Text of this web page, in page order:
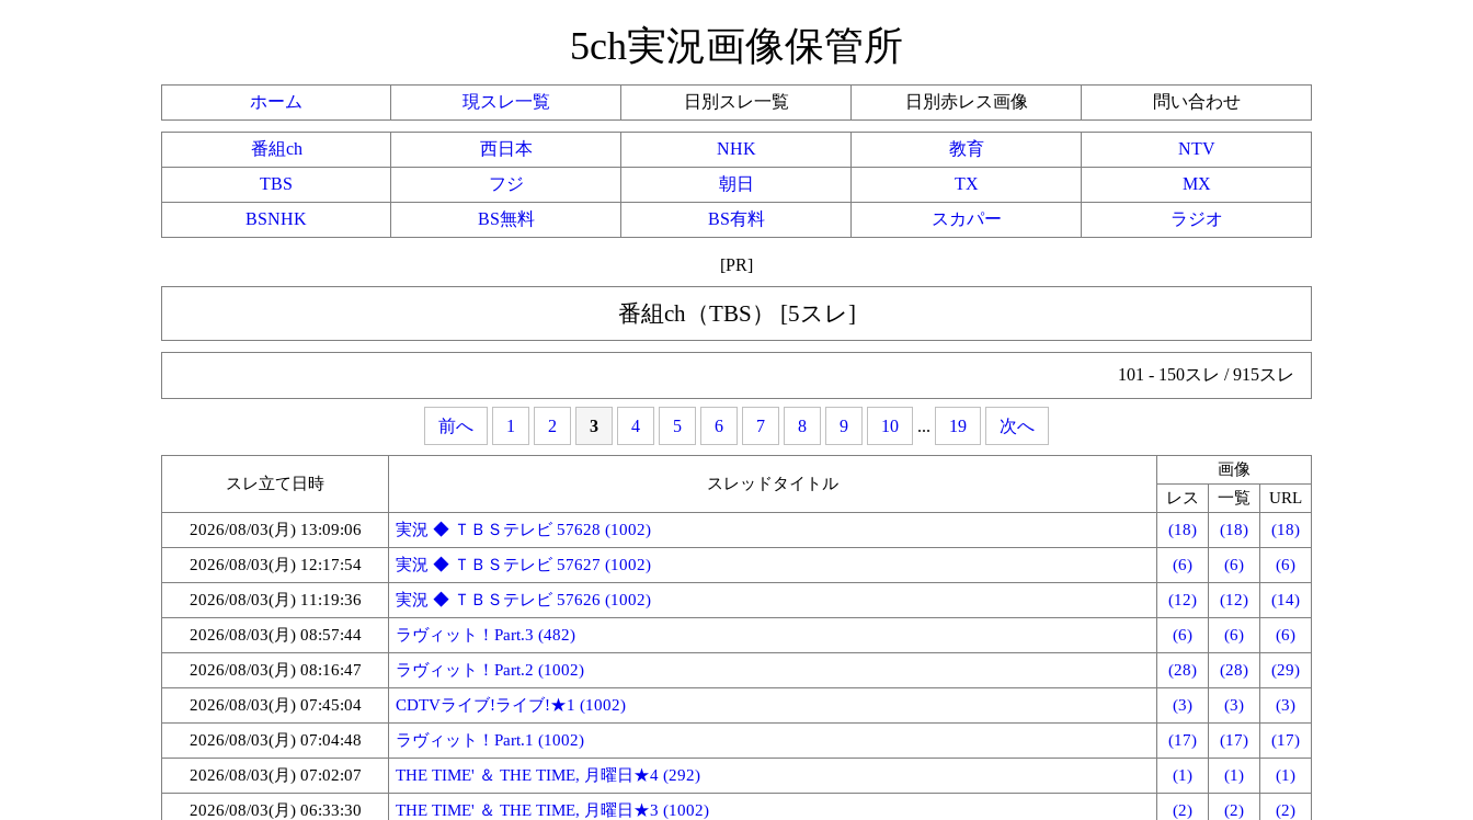
5ch実況画像保管所
ホーム 現スレ一覧 日別スレ一覧 日別赤レス画像 問い合わせ
番組ch 西日本 NHK 教育
NTV
TBS
フジ 朝日 TX
MX
BSNHK
BS無料 BS有料 スカパー ラジオ
[PR]
番組ch（TBS） [5スレ]
101 - 150スレ / 915スレ
前へ 1 2 3 4 5 6 7 8 9 10 ... 19 次へ
スレ立て日時 スレッドタイトル
画像
レス
一覧
URL
2026/08/03(月) 13:09:06
実況 ◆ ＴＢＳテレビ 57628 (1002) (18) (18)
(18)
2026/08/03(月) 12:17:54
実況 ◆ ＴＢＳテレビ 57627 (1002) (6) (6)
(6)
2026/08/03(月) 11:19:36
実況 ◆ ＴＢＳテレビ 57626 (1002) (12) (12)
(14)
2026/08/03(月) 08:57:44
ラヴィット！Part.3 (482) (6) (6)
(6)
2026/08/03(月) 08:16:47
ラヴィット！Part.2 (1002) (28) (28)
(29)
2026/08/03(月) 07:45:04
CDTVライブ!ライブ!★1 (1002) (3) (3)
(3)
2026/08/03(月) 07:04:48
ラヴィット！Part.1 (1002) (17) (17)
(17)
2026/08/03(月) 07:02:07
THE TIME' ＆ THE TIME, 月曜日★4 (292) (1) (1)
(1)
2026/08/03(月) 06:33:30
THE TIME' ＆ THE TIME, 月曜日★3 (1002) (2) (2)
(2)